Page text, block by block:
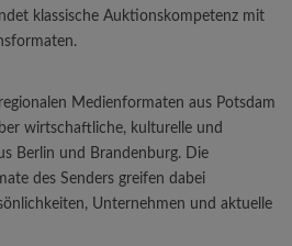
klassische Auktionskompetenz mit
Medienformaten aus Potsdam
wirtschaftliche, kulturelle und
Berlin und Brandenburg. Die
des Senders greifen dabei
Unternehmen und aktuelle